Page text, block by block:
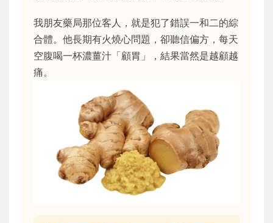
我朋友藥局那位客人，就是犯了錯誤一和二的綜
合體。他長期有火燒心問題，卻聽信偏方，每天
空腹喝一杯濃薑汁「顧胃」，結果當然是越顧越
痛。